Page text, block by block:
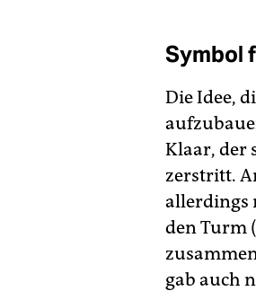
Symbol
Die Idee,
Klaar, der
zerstritt.
allerdings
den Turm
gab auch